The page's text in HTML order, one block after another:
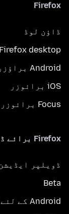
Firefox
ڈاؤن لوڈ
Firefox desktop
Android براؤزر
iOS برائوزر
Focus برائوزر
Firefox برائے ڈویلپرز
ڈویلپر
Beta
Android کے لئے Beta